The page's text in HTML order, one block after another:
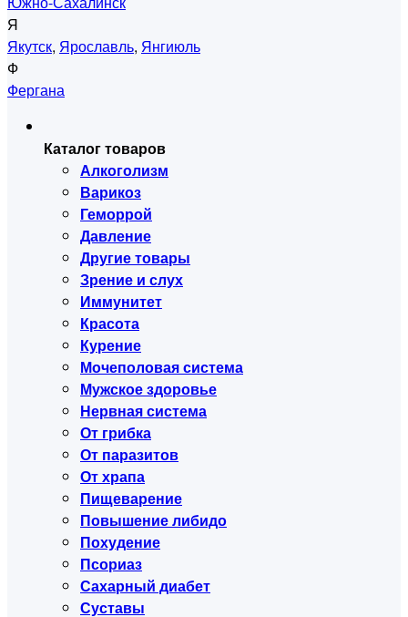
Я
Якутск, Ярославль, Янгиюль
Ф
Фергана
Каталог товаров
Алкоголизм
Варикоз
Геморрой
Давление
Другие товары
Зрение и слух
Иммунитет
Красота
Курение
Мочеполовая система
Мужское здоровье
Нервная система
От грибка
От паразитов
От храпа
Пищеварение
Повышение либидо
Похудение
Псориаз
Сахарный диабет
Суставы